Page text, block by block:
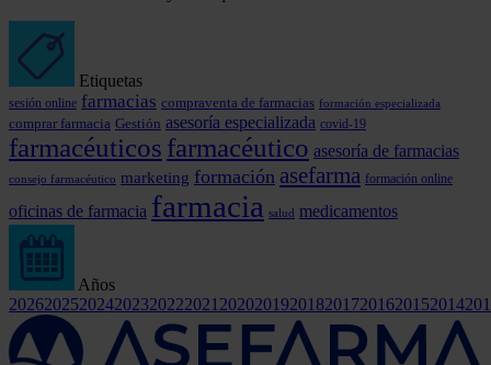
Etiquetas
sesión online farmacias compraventa de farmacias formación especializada
comprar farmacia Gestión asesoría especializada covid-19
farmacéuticos farmacéutico asesoría de farmacias
consejo farmacéutico marketing formación asefarma formación online
oficinas de farmacia farmacia salud medicamentos
Años
202620252024202320222021 2020201920182017201620152014